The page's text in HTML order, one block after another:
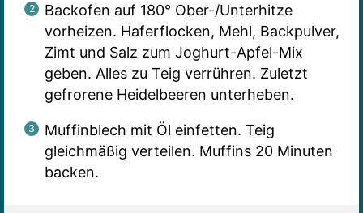
Backofen auf 180° Ober-/Unterhitze
vorheizen. Haferflocken, Mehl, Backpulver,
Zimt und Salz zum Joghurt-Apfel-Mix
geben. Alles zu Teig verrühren. Zuletzt
gefrorene Heidelbeeren unterheben.
Muffinblech mit Öl einfetten. Teig
gleichmäßig verteilen. Muffins 20 Minuten
backen.